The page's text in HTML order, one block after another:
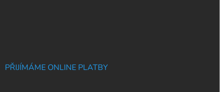
PŘIJÍMÁME ONLINE PLATBY